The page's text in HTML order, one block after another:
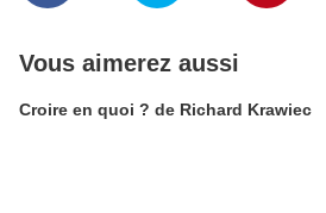
Vous aimerez aussi
Croire en quoi ? de Richard Krawiec